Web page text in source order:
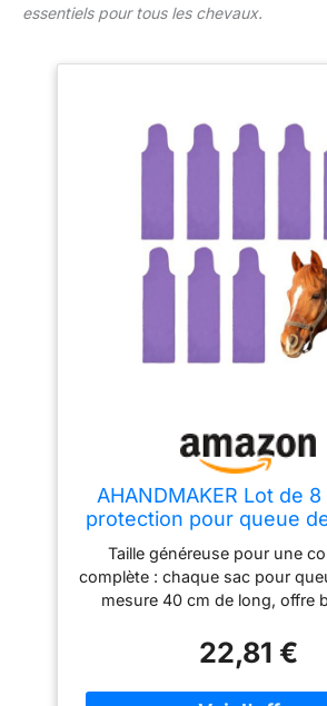
essentiels pour tous les chevaux.
AHANDMAKER Lot de
protection pour queue
Violet - Pour entretien
écurie et
Taille généreuse pour une
complète : chaque sac pour
mesure 40 cm de long, offre
protège la queue, ce qui en
accessoire indispensable pour
de différentes tailles pour
22,81 €